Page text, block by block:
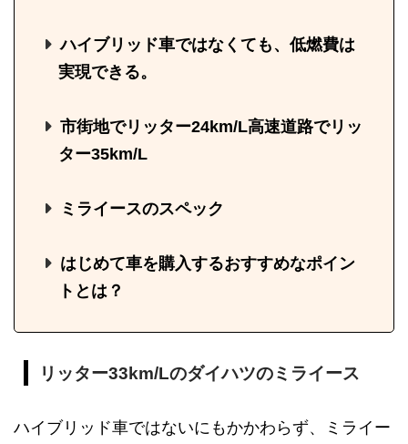
ハイブリッド車ではなくても、低燃費は
実現できる。
市街地でリッター24km/L高速道路でリッ
ター35km/L
ミライースのスペック
はじめて車を購入するおすすめなポイン
トとは？
リッター33km/Lのダイハツのミライース
ハイブリッド車ではないにもかかわらず、ミライー